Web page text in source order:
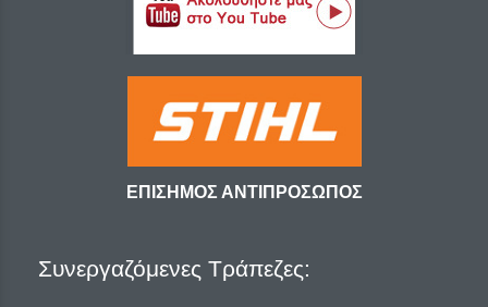
ΕΠΙΣΗΜΟΣ ΑΝΤΙΠΡΟΣΩΠΟΣ
Συνεργαζόμενες Τράπεζες: